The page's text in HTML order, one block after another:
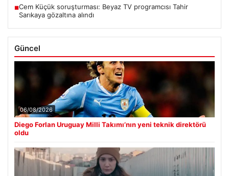
■Cem Küçük soruşturması: Beyaz TV programcısı Tahir
Sarıkaya gözaltına alındı
Güncel
06/08/2026
Diego Forlan Uruguay Milli Takımı’nın yeni teknik direktörü
oldu